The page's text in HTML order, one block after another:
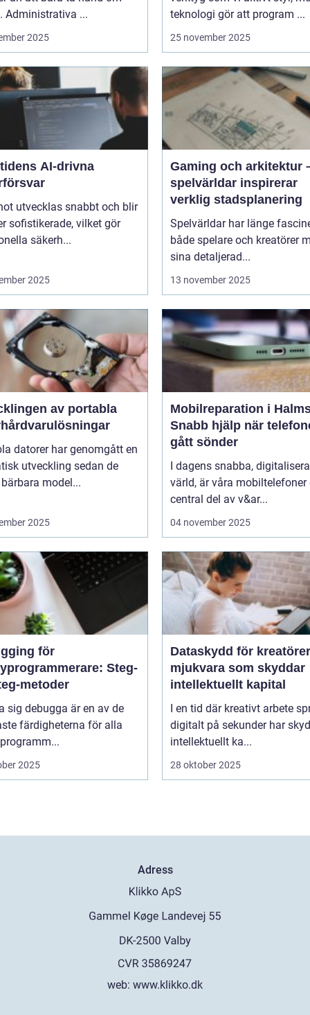
Administrativa ...
2025
teknologi gör att program ...
25 november 2025
AI-drivna
utvecklas snabbt och blir
sofistikerade, vilket gör
säkerh...
2025
Gaming och arkitektur
spelvärldar inspirerar
verklig stadsplanering
Spelvärldar har länge
både spelare och kreatörer
sina detaljerad...
13 november 2025
av portabla
datorer har genomgått en
utveckling sedan de
model...
2025
Mobilreparation i
Snabb hjälp när
gått sönder
I dagens snabba,
värld, är våra mobiltelefoner
central del av v&ar...
04 november 2025
för
Steg-
metoder
sig debugga är en av de
färdigheterna för alla
2025
Dataskydd för
mjukvara som skyddar
intellektuellt kapital
I en tid där kreativt arbete
digitalt på sekunder har
intellektuellt ka...
28 oktober 2025
Adress
web: www.klikko.dk